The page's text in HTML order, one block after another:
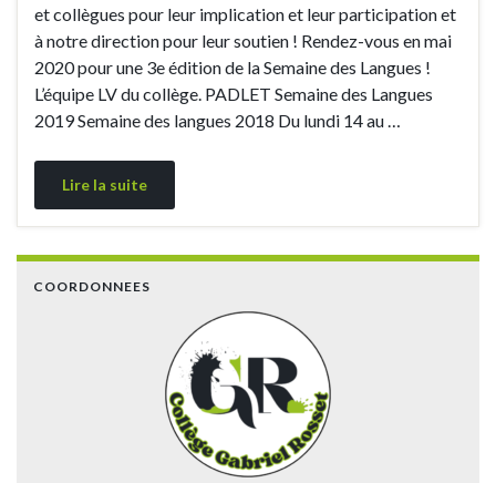
et collègues pour leur implication et leur participation et
à notre direction pour leur soutien ! Rendez-vous en mai
2020 pour une 3e édition de la Semaine des Langues !
L’équipe LV du collège. PADLET Semaine des Langues
2019 Semaine des langues 2018 Du lundi 14 au …
Lire la suite
COORDONNEES